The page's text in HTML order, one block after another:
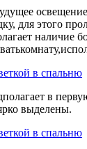
для этого
наличие
в
выделены.